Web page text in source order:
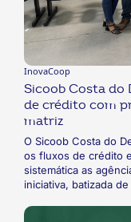
InovaCoop
Sicoob Costa do
de crédito com
matriz
O Sicoob Costa do
os fluxos de crédito
sistemática as
iniciativa, batizada
esclarecer dúvidas e